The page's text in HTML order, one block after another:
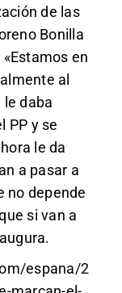
de las
Bonilla
en
al
daba
PP y se
le da
a pasar a
no depende
si van a
espana/2